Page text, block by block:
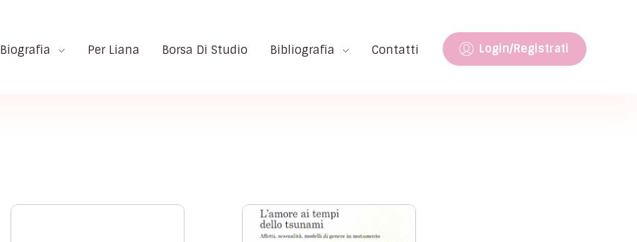
Biografia Per Liana Borsa Di Studio Bibliografia Contatti Login/Registrati